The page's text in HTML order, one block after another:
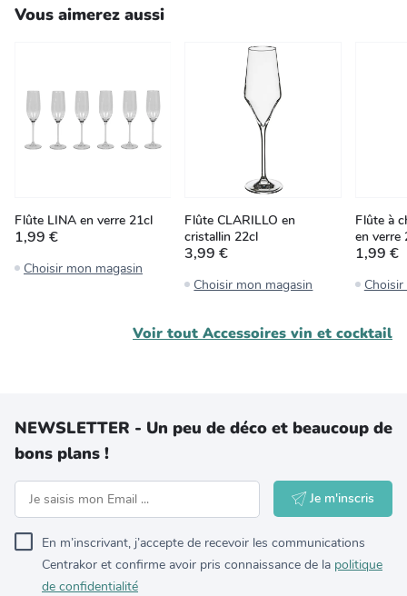
Vous aimerez aussi
Flûte LINA en verre 21cl
1,99 €
Choisir mon magasin
Flûte CLARILLO en
cristallin 22cl
3,99 €
Choisir mon magasin
Flûte à
en verre
1,99 €
Voir tout Accessoires vin et cocktail
NEWSLETTER - Un peu de déco et beaucoup de
bons plans !
Je m'inscris
En m’inscrivant, j’accepte de recevoir les communications
Centrakor et confirme avoir pris connaissance de la politique
de confidentialité